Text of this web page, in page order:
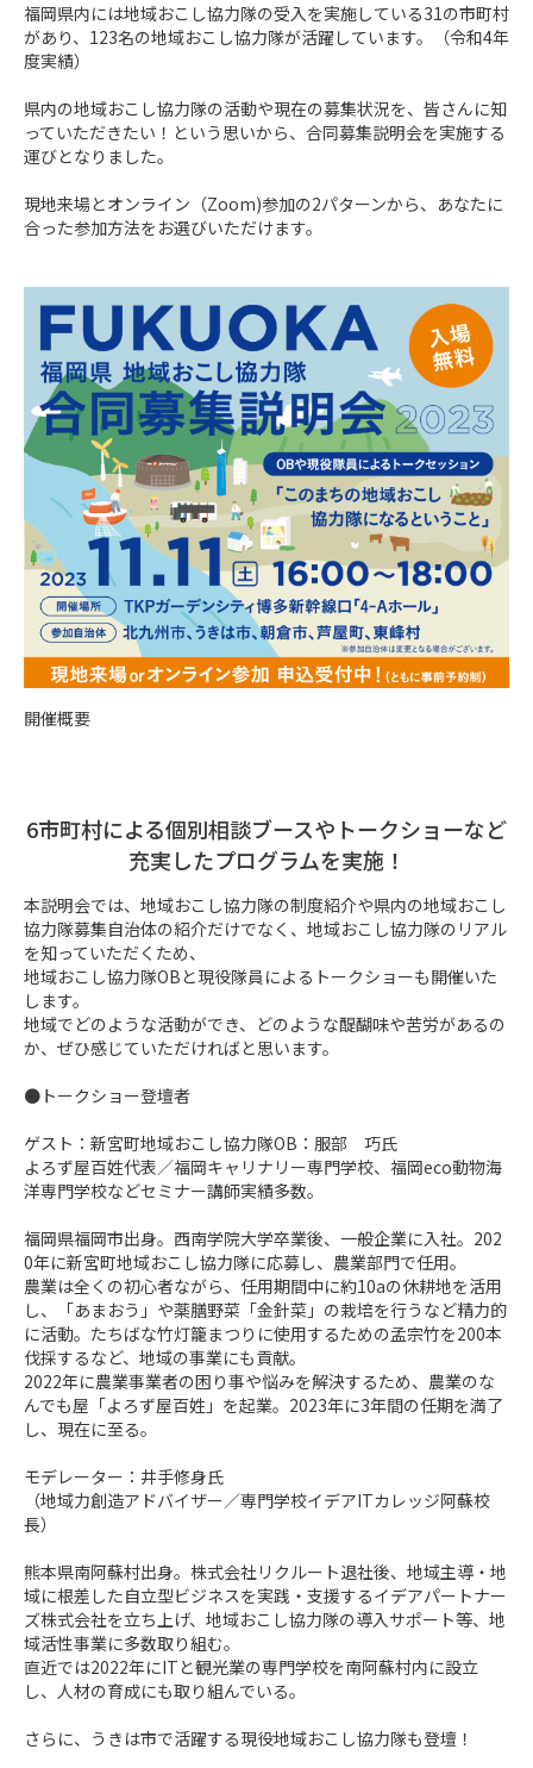
福岡県内には地域おこし協力隊の受入を実施している31の市町村
があり、123名の地域おこし協力隊が活躍しています。（令和4年
度実績）
県内の地域おこし協力隊の活動や現在の募集状況を、皆さんに知
っていただきたい！という思いから、合同募集説明会を実施する
運びとなりました。
現地来場とオンライン（Zoom)参加の2パターンから、あなたに
合った参加方法をお選びいただけます。
開催概要
6市町村による個別相談ブースやトークショーなど
充実したプログラムを実施！
本説明会では、地域おこし協力隊の制度紹介や県内の地域おこし
協力隊募集自治体の紹介だけでなく、地域おこし協力隊のリアル
を知っていただくため、
地域おこし協力隊OBと現役隊員によるトークショーも開催いた
します。
地域でどのような活動ができ、どのような醍醐味や苦労があるの
か、ぜひ感じていただければと思います。
●トークショー登壇者
ゲスト：新宮町地域おこし協力隊OB：服部　巧氏
よろず屋百姓代表／福岡キャリナリー専門学校、福岡eco動物海
洋専門学校などセミナー講師実績多数。
福岡県福岡市出身。西南学院大学卒業後、一般企業に入社。202
0年に新宮町地域おこし協力隊に応募し、農業部門で任用。
農業は全くの初心者ながら、任用期間中に約10aの休耕地を活用
し、「あまおう」や薬膳野菜「金針菜」の栽培を行うなど精力的
に活動。たちばな竹灯籠まつりに使用するための孟宗竹を200本
伐採するなど、地域の事業にも貢献。
2022年に農業事業者の困り事や悩みを解決するため、農業のな
んでも屋「よろず屋百姓」を起業。2023年に3年間の任期を満了
し、現在に至る。
モデレーター：井手修身氏
（地域力創造アドバイザー／専門学校イデアITカレッジ阿蘇校
長）
熊本県南阿蘇村出身。株式会社リクルート退社後、地域主導・地
域に根差した自立型ビジネスを実践・支援するイデアパートナー
ズ株式会社を立ち上げ、地域おこし協力隊の導入サポート等、地
域活性事業に多数取り組む。
直近では2022年にITと観光業の専門学校を南阿蘇村内に設立
し、人材の育成にも取り組んでいる。
さらに、うきは市で活躍する現役地域おこし協力隊も登壇！